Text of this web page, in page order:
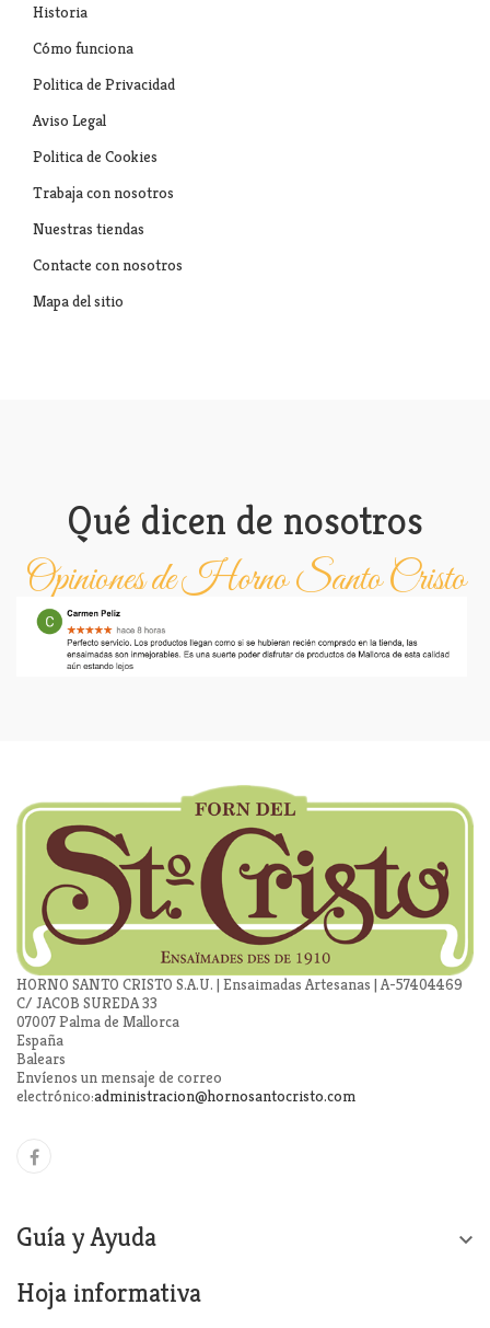
Historia
Cómo funciona
Politica de Privacidad
Aviso Legal
Politica de Cookies
Trabaja con nosotros
Nuestras tiendas
Contacte con nosotros
Mapa del sitio
Qué dicen de nosotros
Opiniones de Horno Santo Cristo
HORNO SANTO CRISTO S.A.U. | Ensaimadas Artesanas | A-57404469
C/ JACOB SUREDA 33
07007 Palma de Mallorca
España
Balears
Envíenos un mensaje de correo
electrónico:administracion@hornosantocristo.com
Guía y Ayuda 
Hoja informativa